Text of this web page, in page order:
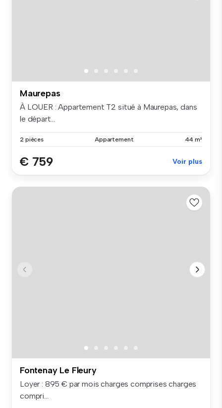
Maurepas
À LOUER : Appartement T2 situé à Maurepas, dans
le départ...
2 pièces Appartement 44 m²
€ 759 Voir plus
Fontenay Le Fleury
Loyer : 895 € par mois charges comprises charges
compri...